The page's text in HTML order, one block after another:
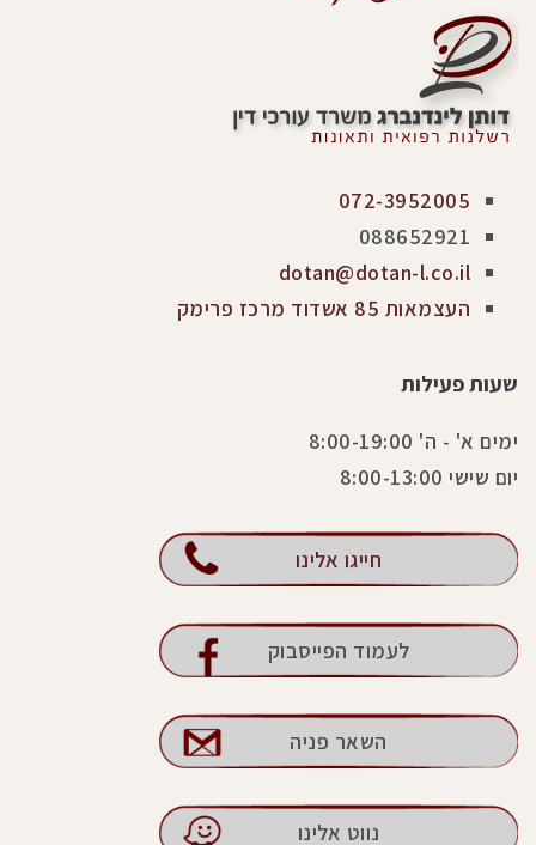
072-3952005
088652921
dotan@dotan-l.co.il
העצמאות 85 אשדוד מרכז פרימק
שעות פעילות
ימים א' - ה' 8:00-19:00
יום שישי 8:00-13:00
חייגו אלינו
לעמוד הפייסבוק
השאר פניה
נווט אלינו